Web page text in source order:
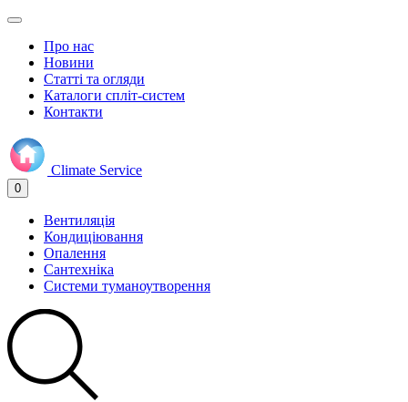
Про нас
Новини
Статті та огляди
Каталоги спліт-систем
Контакти
Climate Service
0
Вентиляція
Кондиціювання
Опалення
Сантехніка
Системи туманоутворення